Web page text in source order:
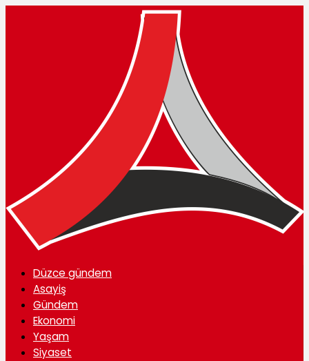
Düzce gündem
Asayiş
Gündem
Ekonomi
Yaşam
Siyaset